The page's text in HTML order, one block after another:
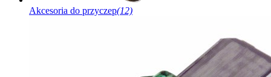
Akcesoria do przyczep(12)